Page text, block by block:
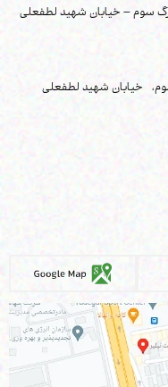
سوم – خیابان شهید لطفعلی
خیابان شهید لطفعلی